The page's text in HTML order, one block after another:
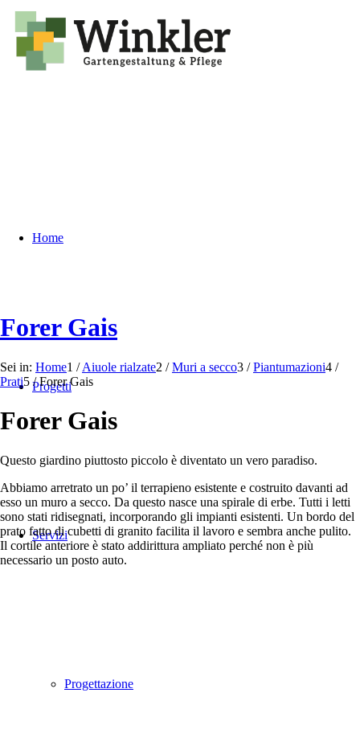
Home
Progetti
Servizi
Progettazione
Forer Gais
Sei in: Home1 / Aiuole rialzate2 / Muri a secco3 / Piantumazioni4 /
Prati5 / Forer Gais
Forer Gais
Questo giardino piuttosto piccolo è diventato un vero paradiso.
Abbiamo arretrato un po’ il terrapieno esistente e costruito davanti ad
esso un muro a secco. Da questo nasce una spirale di erbe. Tutti i letti
sono stati ridisegnati, incorporando gli impianti esistenti. Un bordo del
prato fatto di cubetti di granito facilita il lavoro e sembra anche pulito.
Il cortile anteriore è stato addirittura ampliato perché non è più
necessario un posto auto.